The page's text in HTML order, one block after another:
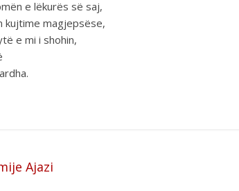
e lëkurës së saj,
kujtime magjepsëse,
e mi i shohin,
Ajazi